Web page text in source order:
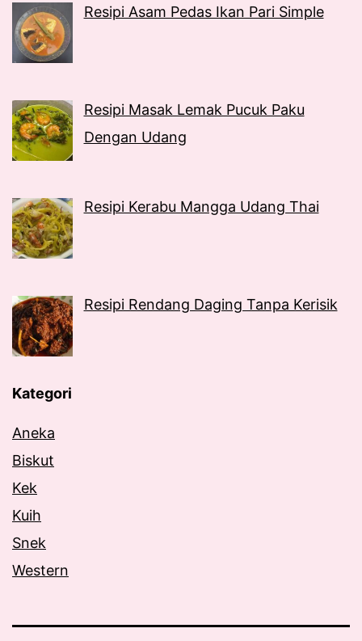
Resipi Asam Pedas Ikan Pari Simple
Resipi Masak Lemak Pucuk Paku
Dengan Udang
Resipi Kerabu Mangga Udang Thai
Resipi Rendang Daging Tanpa Kerisik
Kategori
Aneka
Biskut
Kek
Kuih
Snek
Western